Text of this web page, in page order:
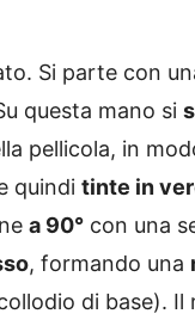
Si parte con
questa mano si
pellicola, in
quindi tinte in
a 90° con una
, formando una
di base). Il